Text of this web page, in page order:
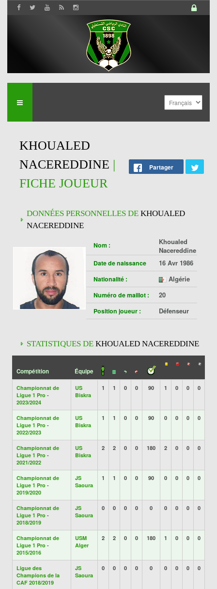
KHOUALED
NACEREDDINE |
FICHE JOUEUR
Partager
DONNÉES PERSONNELLES DE KHOUALED
NACEREDDINE
Nom :
Khoualed
Nacereddine
Date de naissance 16 Avr 1986
Nationalité : Algérie
Numéro de maillot : 20
Position joueur : Défenseur
STATISTIQUES DE KHOUALED NACEREDDINE
Compétition Équipe
Championnat de
Ligue 1 Pro -
2023/2024
US
Biskra
1 1 0 0 90 1 0 0 0
Championnat de
Ligue 1 Pro -
2022/2023
US
Biskra
1 1 0 0 90 0 0 0 0
Championnat de
Ligue 1 Pro -
2021/2022
US
Biskra
2 2 0 0 180 2 0 0 0
Championnat de
Ligue 1 Pro -
2019/2020
JS
Saoura
1 1 0 0 90 0 0 0 0
Championnat de
Ligue 1 Pro -
2018/2019
JS
Saoura
0 0 0 0 0 0 0 0 0
Championnat de
Ligue 1 Pro -
2015/2016
USM
Alger
2 2 0 0 180 1 0 0 0
Ligue des
Champions de la
CAF 2018/2019
JS
Saoura
0 0 0 0 0 0 0 0 0